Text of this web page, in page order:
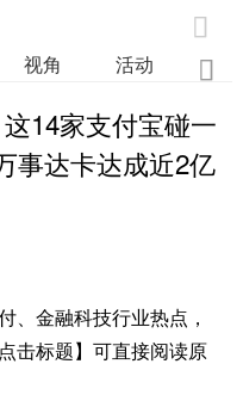

视角 活动 业

14家支付宝碰一
事达卡达成近2亿
、金融科技行业热点，
击标题】可直接阅读原